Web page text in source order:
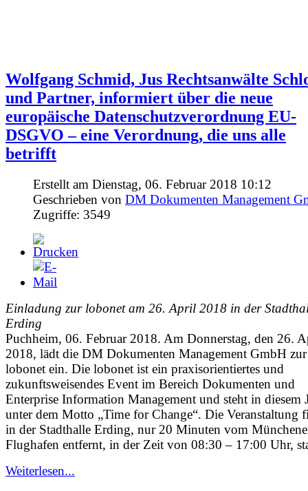
Wolfgang Schmid, Jus Rechtsanwälte
und Partner, informiert über die neue
europäische Datenschutzverordnung EU-
DSGVO – eine Verordnung, die uns alle
betrifft
Erstellt am Dienstag, 06. Februar 2018 10:12
Geschrieben von DM Dokumenten Management
Zugriffe: 3549
Einladung zur lobonet am 26. April 2018 in der
Erding
Puchheim, 06. Februar 2018. Am Donnerstag, den 26.
2018, lädt die DM Dokumenten Management GmbH zur
lobonet ein. Die lobonet ist ein praxisorientiertes und
zukunftsweisendes Event im Bereich Dokumenten und
Enterprise Information Management und steht in diesem
unter dem Motto „Time for Change“. Die Veranstaltung
in der Stadthalle Erding, nur 20 Minuten vom
Flughafen entfernt, in der Zeit von 08:30 – 17:00 Uhr,
Weiterlesen...